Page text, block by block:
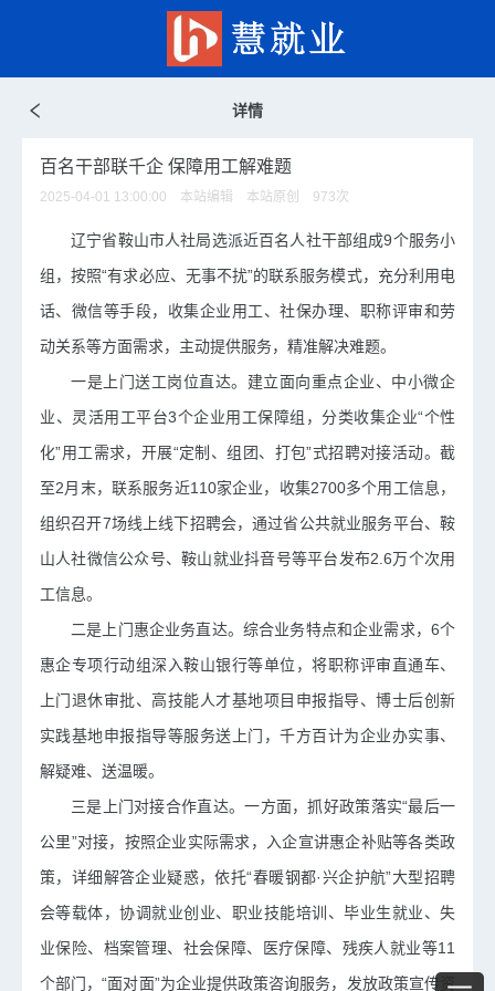
详情
百名干部联千企 保障用工解难题
2025-04-01 13:00:00 本站编辑 本站原创 973次
辽宁省鞍山市人社局选派近百名人社干部组成9个服务小
组，按照“有求必应、无事不扰”的联系服务模式，充分利用电
话、微信等手段，收集企业用工、社保办理、职称评审和劳
动关系等方面需求，主动提供服务，精准解决难题。
一是上门送工岗位直达。 建立面向重点企业、中小微企
业、灵活用工平台3个企业用工保障组，分类收集企业“个性
化”用工需求，开展“定制、组团、打包”式招聘对接活动。截
至2月末，联系服务近110家企业，收集2700多个用工信息，
组织召开7场线上线下招聘会，通过省公共就业服务平台、鞍
山人社微信公众号、鞍山就业抖音号等平台发布2.6万个次用
工信息。
二是上门惠企业务直达。 综合业务特点和企业需求，6个
惠企专项行动组深入鞍山银行等单位，将职称评审直通车、
上门退休审批、高技能人才基地项目申报指导、博士后创新
实践基地申报指导等服务送上门，千方百计为企业办实事、
解疑难、送温暖。
三是上门对接合作直达。一方面，抓好政策落实“最后一
公里”对接，按照企业实际需求，入企宣讲惠企补贴等各类政
策，详细解答企业疑惑，依托“春暖钢都·兴企护航”大型招聘
会等载体，协调就业创业、职业技能培训、毕业生就业、失
业保险、档案管理、社会保障、医疗保障、残疾人就业等11
个部门，“面对面”为企业提供政策咨询服务，发放政策宣传资